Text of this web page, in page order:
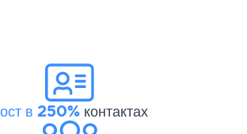
в 250%контактах